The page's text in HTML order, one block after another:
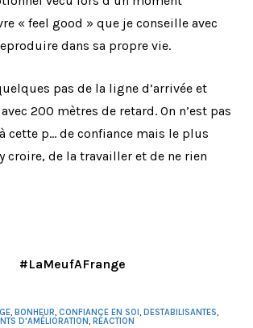
« feel good » que je conseille avec
dans sa propre vie.
pas de la ligne d’arrivée et
200 mètres de retard. On n’est pas
cette p… de confiance mais le plus
croire, de la travailler et de ne rien
#LaMeufAFrange
, BONHEUR, CONFIANCE EN SOI , DESTABILISANTES,
D'AMÉLIORATION, RÉACTION